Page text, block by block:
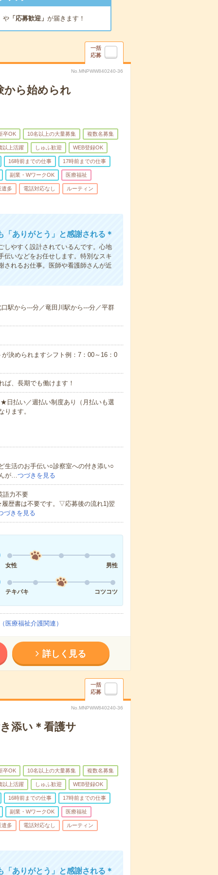
や「応募歓迎」 が届きます！
一括
応募
No.MNPWW840240-36
から始められ
卒OK 10名以上の大量募集 複数名募集
以上活躍 しゅふ歓迎 WEB登録OK
16時前までの仕事 17時前までの仕事
副業・WワークOK 医療福祉
遣多 電話対応なし ルーティン
ありがとう」と感謝される＊
しやすく設計されているんです。心地
伝いなどをお任せします。特別なスキ
されるお仕事。医師や看護師さんが近
駅から---分／竜田川駅から---分／平群
決められますシフト例：7：00～16：0
、長期でも働けます！
日払い／週払い制度あり（月払いも選
ます。
活のお手伝い○診察室への付き添い○
が…つづきを見る
語力不要
歴書は不要です。▽応募後の流れ1)翌
づきを見る
女性 男性
テキパキ コツコツ
療福祉介護関連）
詳しく見る
一括
応募
No.MNPWW840240-36
添い＊看護サ
卒OK 10名以上の大量募集 複数名募集
以上活躍 しゅふ歓迎 WEB登録OK
16時前までの仕事 17時前までの仕事
副業・WワークOK 医療福祉
遣多 電話対応なし ルーティン
ありがとう」と感謝される＊